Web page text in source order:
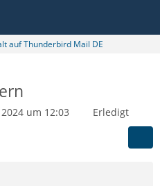
auf Thunderbird Mail DE
um 12:03 Erledigt